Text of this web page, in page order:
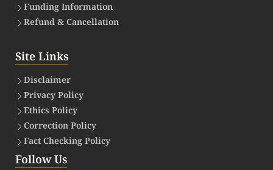
Funding Information
Refund & Cancellation
Site Links
Disclaimer
Privacy Policy
Ethics Policy
Correction Policy
Fact Checking Policy
Follow Us